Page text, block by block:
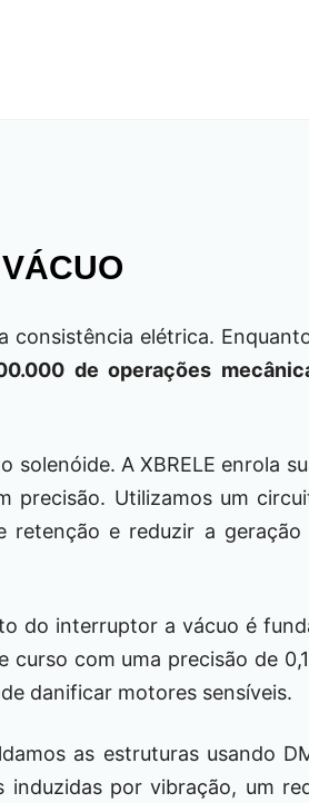
elétrica.
de operações
A XBRELE enrola
Utilizamos um
retenção e reduzir a
do interruptor a vácuo é
com uma precisão de
danificar motores sensíveis.
as estruturas usando
por vibração, um